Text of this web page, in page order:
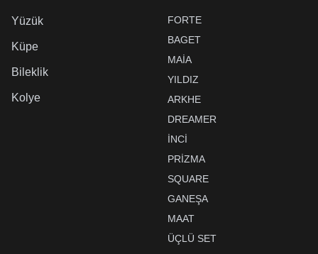
Yüzük
Küpe
Bileklik
Kolye
FORTE
BAGET
MAIA
YILDIZ
ARKHE
DREAMER
İNCI
PRIZMA
SQUARE
GANEŞA
MAAT
ÜÇLÜ SET